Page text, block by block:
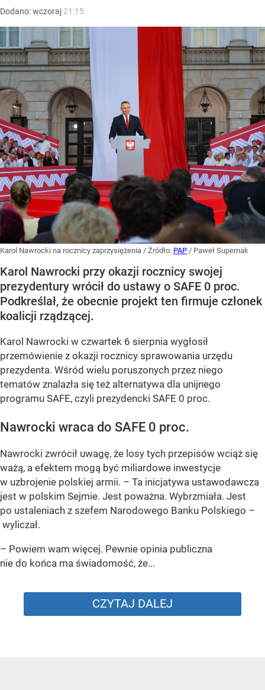
Dodano:wczoraj 21:15
Karol Nawrocki na rocznicy zaprzysiężenia / Źródło: PAP / Paweł Supernak
Karol Nawrocki przy okazji rocznicy swojej
prezydentury wrócił do ustawy o SAFE 0 proc.
Podkreślał, że obecnie projekt ten firmuje członek
koalicji rządzącej.
Karol Nawrocki w czwartek 6 sierpnia wygłosił
przemówienie z okazji rocznicy sprawowania urzędu
prezydenta. Wśród wielu poruszonych przez niego
tematów znalazła się też alternatywa dla unijnego
programu SAFE, czyli prezydencki SAFE 0 proc.
Nawrocki wraca do SAFE 0 proc.
Nawrocki zwrócił uwagę, że losy tych przepisów wciąż się
ważą, a efektem mogą być miliardowe inwestycje
w uzbrojenie polskiej armii. – Ta inicjatywa ustawodawcza
jest w polskim Sejmie. Jest poważna. Wybrzmiała. Jest
po ustaleniach z szefem Narodowego Banku Polskiego –
wyliczał.
– Powiem wam więcej. Pewnie opinia publiczna
nie do końca ma świadomość, że...
CZYTAJ DALEJ